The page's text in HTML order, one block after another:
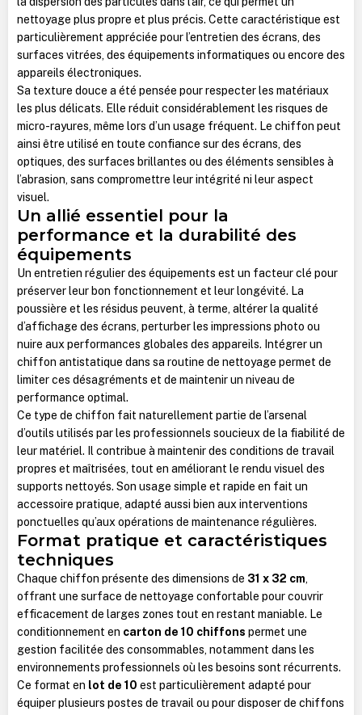
nettoyage plus propre et plus précis. Cette caractéristique est
particulièrement appréciée pour l’entretien des écrans, des
surfaces vitrées, des équipements informatiques ou encore des
appareils électroniques.
Sa texture douce a été pensée pour respecter les matériaux
les plus délicats. Elle réduit considérablement les risques de
micro-rayures, même lors d’un usage fréquent. Le chiffon peut
ainsi être utilisé en toute confiance sur des écrans, des
optiques, des surfaces brillantes ou des éléments sensibles à
l’abrasion, sans compromettre leur intégrité ni leur aspect
visuel.
Un allié essentiel pour la
performance et la durabilité des
équipements
Un entretien régulier des équipements est un facteur clé pour
préserver leur bon fonctionnement et leur longévité. La
poussière et les résidus peuvent, à terme, altérer la qualité
d’affichage des écrans, perturber les impressions photo ou
nuire aux performances globales des appareils. Intégrer un
chiffon antistatique dans sa routine de nettoyage permet de
limiter ces désagréments et de maintenir un niveau de
performance optimal.
Ce type de chiffon fait naturellement partie de l’arsenal
d’outils utilisés par les professionnels soucieux de la fiabilité de
leur matériel. Il contribue à maintenir des conditions de travail
propres et maîtrisées, tout en améliorant le rendu visuel des
supports nettoyés. Son usage simple et rapide en fait un
accessoire pratique, adapté aussi bien aux interventions
ponctuelles qu’aux opérations de maintenance régulières.
Format pratique et caractéristiques
techniques
Chaque chiffon présente des dimensions de 31 x 32 cm,
offrant une surface de nettoyage confortable pour couvrir
efficacement de larges zones tout en restant maniable. Le
conditionnement en carton de 10 chiffons permet une
gestion facilitée des consommables, notamment dans les
environnements professionnels où les besoins sont récurrents.
Ce format en lot de 10 est particulièrement adapté pour
équiper plusieurs postes de travail ou pour disposer de chiffons